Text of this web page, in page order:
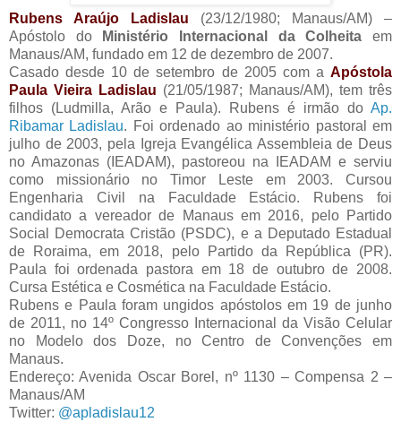
Rubens Araújo Ladislau (23/12/1980; Manaus/AM) –
Apóstolo do
Ministério Internacional da Colheitaem
Manaus/AM, fundado em 12 de dezembro de 2007.
Casado desde 10 de setembro de 2005 com a Apóstola
Paula Vieira Ladislau (21/05/1987; Manaus/AM), tem três
filhos (Ludmilla, Arão e Paula). Rubens é irmão do Ap.
Ribamar Ladislau. Foi ordenado ao ministério pastoral em
julho de 2003, pela Igreja Evangélica Assembleia de Deus
no Amazonas (IEADAM), pastoreou na IEADAM e serviu
como missionário no Timor Leste em 2003. Cursou
Engenharia Civil na Faculdade Estácio. Rubens foi
candidato a vereador de Manaus em 2016, pelo Partido
Social Democrata Cristão (PSDC), e a Deputado Estadual
de Roraima, em 2018, pelo Partido da República (PR).
Paula foi ordenada pastora em 18 de outubro de 2008.
Cursa Estética e Cosmética na Faculdade Estácio.
Rubens e Paula foram ungidos apóstolos em 19 de junho
de 2011, no 14º Congresso Internacional da Visão Celular
no Modelo dos Doze, no Centro de Convenções em
Manaus.
Endereço: Avenida Oscar Borel, nº 1130 – Compensa 2 –
Manaus/AM
Twitter: @apladislau12